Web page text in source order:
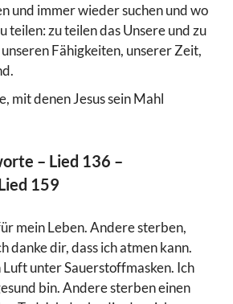
und immer wieder suchen und wo
teilen: zu teilen das Unsere und zu
Fähigkeiten, unserer Zeit,
mit denen Jesus sein Mahl
– Lied 136 –
159
mein Leben. Andere sterben,
danke dir, dass ich atmen kann.
unter Sauerstoffmasken. Ich
bin. Andere sterben einen